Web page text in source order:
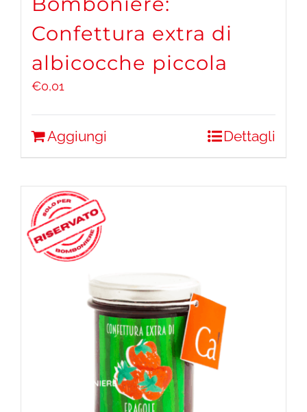
Confettura extra di
albicocche piccola
€0,01
Aggiungi Dettagli